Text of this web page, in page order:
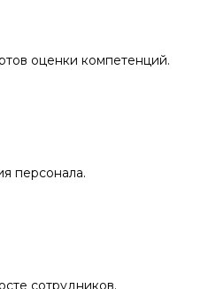
оценки компетенций.
персонала.
сотрудников.